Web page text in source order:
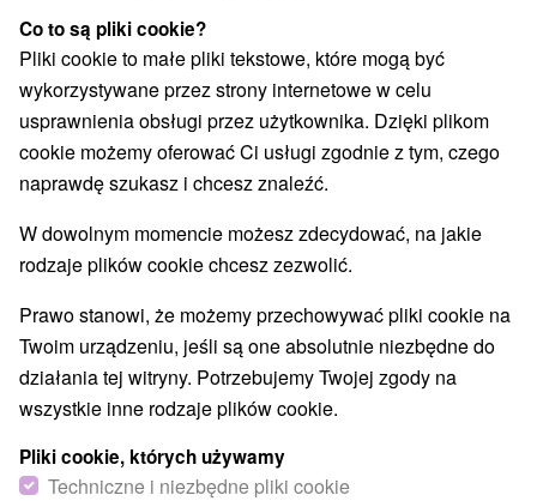
Chaty na prenájom(3)
Priváty(3)
Wybierz lokalizację lub datę
NAJTAŃSZE NAJDROŻSZE
Co to są pliki cookie?
Pliki cookie to małe pliki tekstowe, które mogą być
wykorzystywane przez strony internetowe w celu
usprawnienia obsługi przez użytkownika. Dzięki plikom
cookie możemy oferować Ci usługi zgodnie z tym, czego
naprawdę szukasz i chcesz znaleźć.
W dowolnym momencie możesz zdecydować, na jakie
rodzaje plików cookie chcesz zezwolić.
Prawo stanowi, że możemy przechowywać pliki cookie na
Twoim urządzeniu, jeśli są one absolutnie niezbędne do
działania tej witryny. Potrzebujemy Twojej zgody na
wszystkie inne rodzaje plików cookie.
Pliki cookie, których używamy
Techniczne i niezbędne pliki cookie